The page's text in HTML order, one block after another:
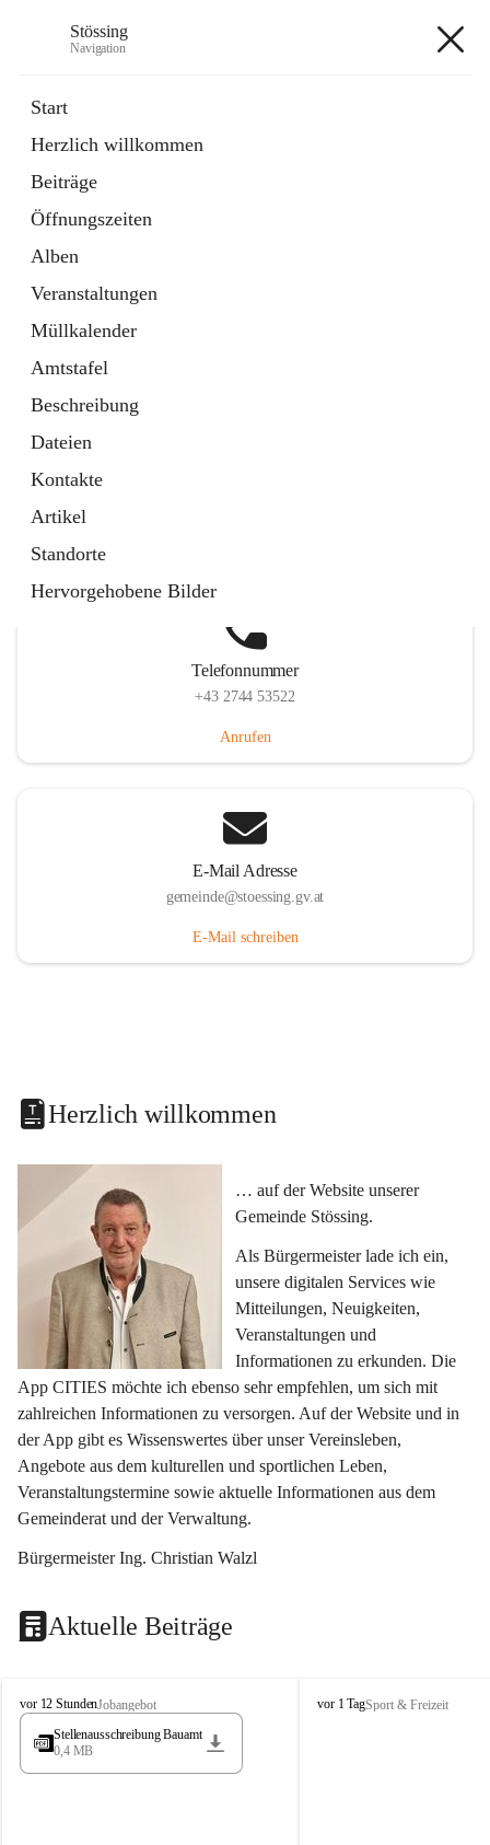
Stössing
Navigation
Start
Herzlich willkommen
Beiträge
Öffnungszeiten
Alben
Veranstaltungen
Müllkalender
Amtstafel
Beschreibung
Dateien
Kontakte
Artikel
Standorte
Hervorgehobene Bilder
Datei
in
Tab
Kindergarten
öffnet
in
neuem
Tab
Telefonnummer
+43 2744 53522
Anrufen
E-Mail Adresse
gemeinde@stoessing.gv.at
E-Mail schreiben
Herzlich willkommen
… auf der Website unserer
Gemeinde Stössing.
Als Bürgermeister lade ich ein,
unsere digitalen Services wie
Mitteilungen, Neuigkeiten,
Veranstaltungen und
Informationen zu erkunden. Die
App CITIES möchte ich ebenso sehr empfehlen, um sich mit
zahlreichen Informationen zu versorgen. Auf der Website und in
der App gibt es Wissenswertes über unser Vereinsleben,
Angebote aus dem kulturellen und sportlichen Leben,
Veranstaltungstermine sowie aktuelle Informationen aus dem
Gemeinderat und der Verwaltung.
Bürgermeister Ing. Christian Walzl
Aktuelle Beiträge
S
t
s
vor 12 StundenJobangebot
Stellenausschreibung Bauamt
0,4 MB
S
vor 1 TagSport & Freizeit